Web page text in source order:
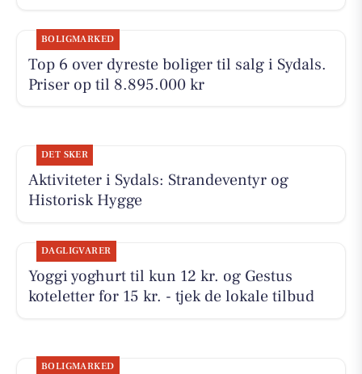
BOLIGMARKED
Top 6 over dyreste boliger til salg i Sydals.
Priser op til 8.895.000 kr
DET SKER
Aktiviteter i Sydals: Strandeventyr og
Historisk Hygge
DAGLIGVARER
Yoggi yoghurt til kun 12 kr. og Gestus
koteletter for 15 kr. - tjek de lokale tilbud
BOLIGMARKED